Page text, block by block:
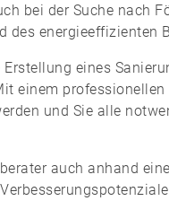
bei der Suche nach
des energieeffizienten
eines
einem
und Sie alle
auch anhand